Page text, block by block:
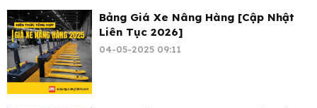
Bảng Giá Xe Nâng Hàng [Cập Nhật
Liên Tục 2026]
04-05-2025 09:11